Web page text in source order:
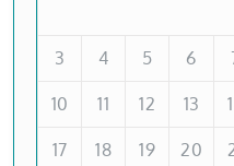
3 4 5 6
10 11 12 13
17 18 19 20